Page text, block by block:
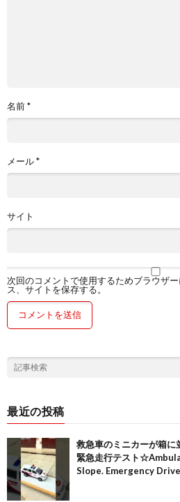
名前*
メール*
サイト
次回のコメントで使用するためブラウザ
ス、サイトを保存する。
最近の投稿
救急車のミニカーが箱に
緊急走行テスト
Slope. Emergency